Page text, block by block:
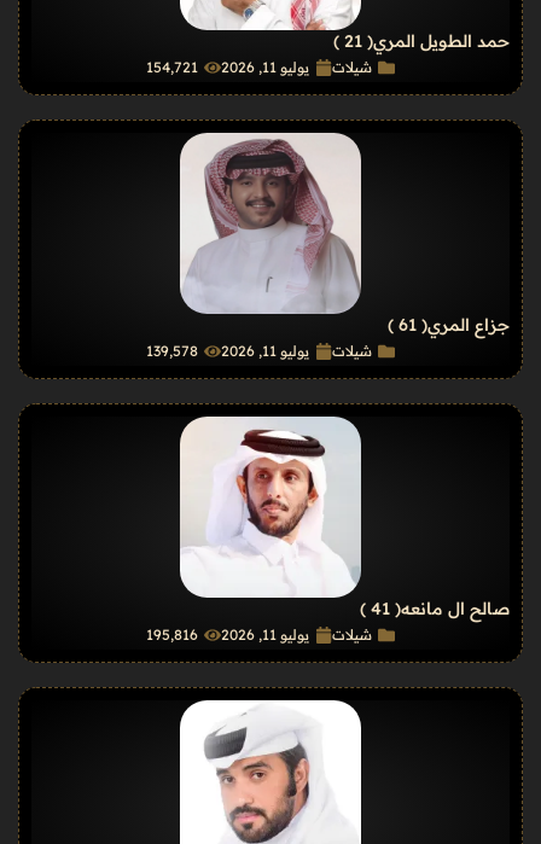
حمد الطويل المري( 21 )
شيلات يوليو 11, 2026 154٬721
جزاع المري( 61 )
شيلات يوليو 11, 2026 139٬578
صالح ال مانعه( 41 )
شيلات يوليو 11, 2026 195٬816